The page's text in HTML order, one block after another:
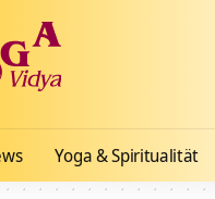
Yoga & Spiritualität